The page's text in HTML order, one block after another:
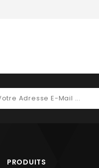
PRODUITS